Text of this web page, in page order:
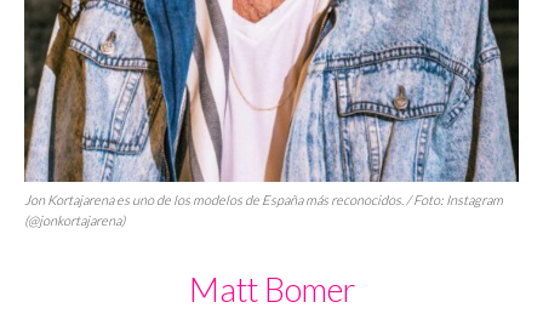
Jon Kortajarena es uno de los modelos de España más reconocidos. / Foto: Instagram
(@jonkortajarena)
Matt Bomer